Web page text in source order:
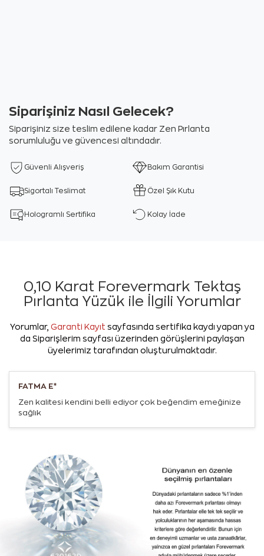
Siparişiniz Nasıl Gelecek?
Siparişiniz size teslim edilene kadar Zen Pırlanta
sorumluluğu ve güvencesi altındadır.
Güvenli Alışveriş Bakım Garantisi
Sigortalı Teslimat Özel Şık Kutu
Hologramlı Sertifika Kolay İade
0,10 Karat Forevermark Tektaş
Pırlanta Yüzük ile İlgili Yorumlar
Yorumlar, Garanti Kayıt sayfasında sertifika kaydı yapan ya
da Siparişlerim sayfası üzerinden görüşlerini paylaşan
üyelerimiz tarafından oluşturulmaktadır.
FATMA E*
Zen kalitesi kendini belli ediyor çok beğendim emeğinize
sağlık